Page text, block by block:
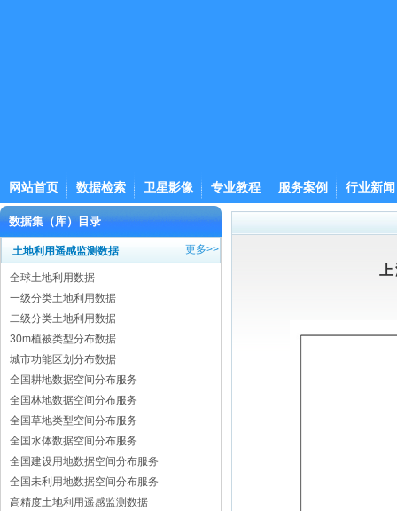
网站首页 数据检索 卫星影像 专业教程 服务案例 行业新闻
数据集（库）目录
土地利用遥感监测数据 更多>>
全球土地利用数据
一级分类土地利用数据
二级分类土地利用数据
30m植被类型分布数据
城市功能区划分布数据
全国耕地数据空间分布服务
全国林地数据空间分布服务
全国草地类型空间分布服务
全国水体数据空间分布服务
全国建设用地数据空间分布服务
全国未利用地数据空间分布服务
高精度土地利用遥感监测数据